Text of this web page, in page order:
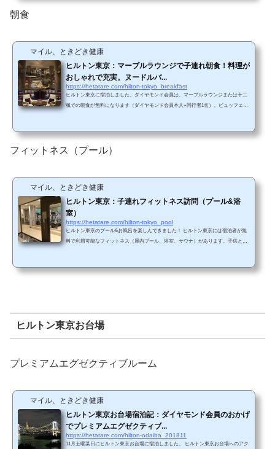
朝食
マイル、ときどき健康
ヒルトン東京：マーブルラウンジで子連れ朝食！料理が
おしゃれで充実。ヌードルバ...
https://hetatare.com/hilton-tokyo_breakfast
ヒルトン東京に宿泊しました。ダイヤモンド会員は、マーブルラウンジまたは十二
颯での朝食が無料になります（ダイヤモンド会員本人+同行者1名）。ビュッフェの
ロビーラウンジ【営業時間】ブレックファスト：6:30～10:30（土・日・祝日～11:0
0）【参考料金】ブレックファストビュッフェ：一人3,200円 子供（6～12歳）2,000
フィットネス（プール）
マイル、ときどき健康
ヒルトン東京：子連れフィットネス訪問（プール&浴
室）
https://hetatare.com/hilton-tokyo_pool
ヒルトン東京のプール&お風呂を楽しんできました！ ヒルトン東京には宿泊者が無
料で利用可能なフィットネス（屋内プール、浴室、サウナ）があります。子供と一
のままの名称になっています。ヒルトン東京ベイでは「リビスタ フィットネス」、
ヒルトン東京お台場
プレミアムエグゼクティブルーム
マイル、ときどき健康
ヒルトン東京お台場宿泊記：ダイヤモンド会員のおかげ
でプレミアムエグゼクティブ...
https://hetatare.com/hilton-odaiba_201811
11月土曜某日にヒルトン東京お台場に宿泊しました。 ヒルトン東京お台場へのアク